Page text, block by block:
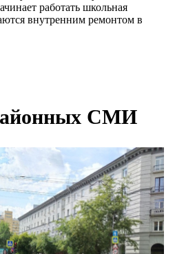
работать школьная
внутренним ремонтом в